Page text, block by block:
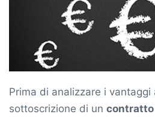
Prima di analizzare i vantaggi
sottoscrizione di un contratto